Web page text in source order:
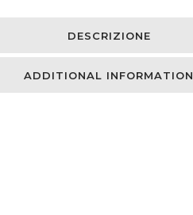
DESCRIZIONE
ADDITIONAL INFORMATION